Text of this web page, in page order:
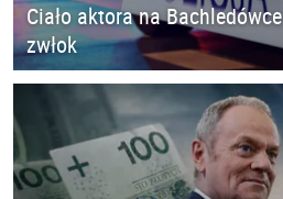
Ciało aktora na
zwłok